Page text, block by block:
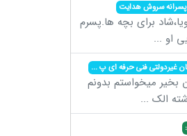
سروش هدایت
برای بچه ها.پسرم
او ...
غیردولتی فنی حرفه ای پ...
بخیر میخواستم بدونم
الک ...